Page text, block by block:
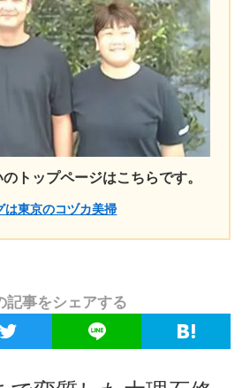
トップページはこちらです。
は東京のコヅカ美掃
記事をシェアする